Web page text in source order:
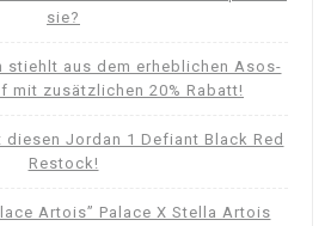
sie?
stiehlt aus dem erheblichen Asos-
mit zusätzlichen 20% Rabatt!
diesen Jordan 1 Defiant Black Red
Restock!
Artois” Palace X Stella Artois